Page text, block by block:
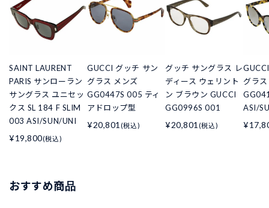
SAINT LAURENT
PARIS サンローラン
サングラス ユニセッ
クス SL 184 F SLIM
003 ASI/SUN/UNI
¥19,800(税込)
GUCCI グッチ サン
グラス メンズ
GG0447S 005 ティ
アドロップ型
¥20,801 (税込)
グッチ サングラス レ
ディース ウェリント
ン ブラウン GUCCI
GG0996S 001
¥20,801 (税込)
グラ
ASI/
おすすめ商品